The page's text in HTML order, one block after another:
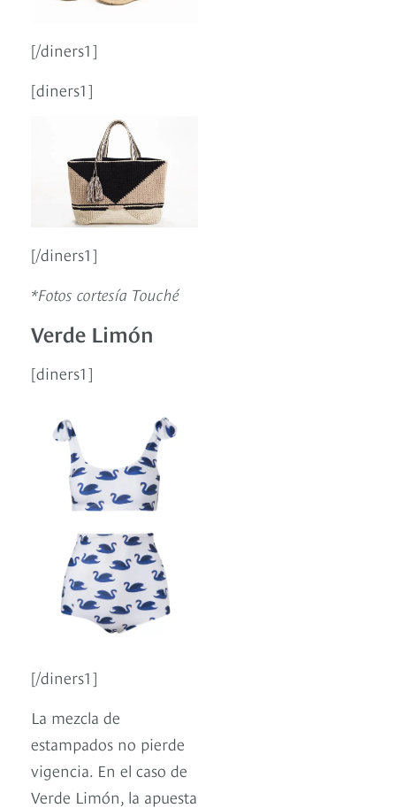
[/diners1]
[diners1]
[/diners1]
*Fotos cortesía Touché
Verde Limón
[diners1]
[/diners1]
La mezcla de
estampados no pierde
vigencia. En el caso de
Verde Limón, la apuesta